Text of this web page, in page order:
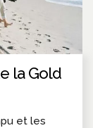
la Gold
et les